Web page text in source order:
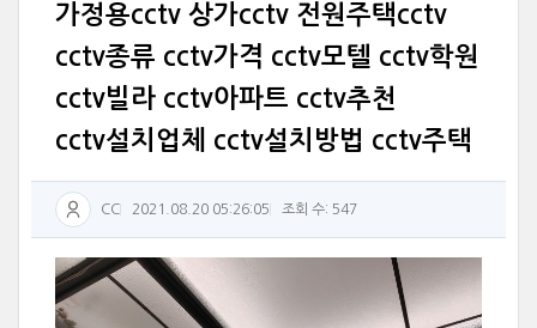
가정용cctv 상가cctv 전원주택cctv
cctv종류 cctv가격 cctv모텔 cctv학원
cctv빌라 cctv아파트 cctv추천
cctv설치업체 cctv설치방법 cctv주택
CC 2021.08.20 05:26:05 조회 수: 547